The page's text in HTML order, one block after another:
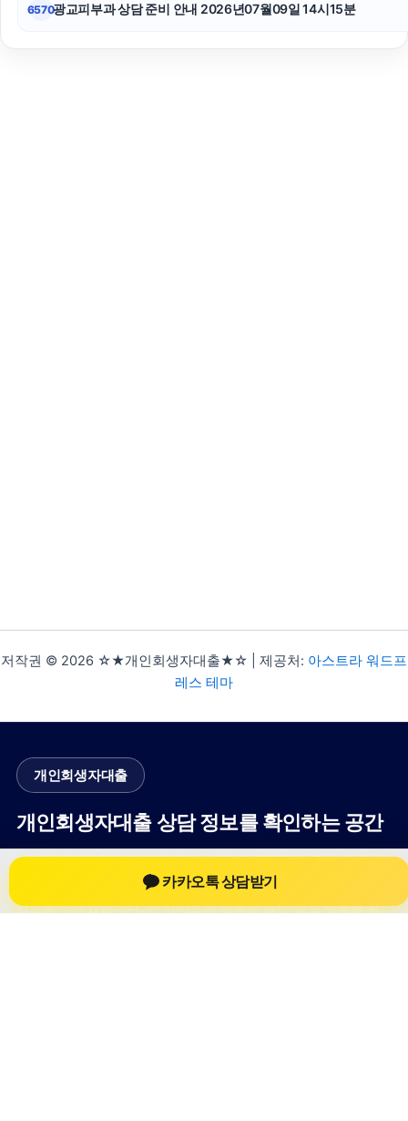
6570광교피부과 상담 준비 안내 2026년07월09일 14시15분
저작권 © 2026 ☆★개인회생자대출★☆ | 제공처: 아스트라 워드프
레스 테마
개인회생자대출
개인회생자대출 상담 정보를 확인하는 공간
개인회생자대출 관련 상담 정보, 상담 전 확인할 수 있는 기준, 대
출 선택 시 참고할 수 있는 내용을 61yfsf.com 안에서 확인할 수
있도록 구성했습니다. 본 사이트의 내용은 일반 정보 제공을 위
카카오톡 상담받기